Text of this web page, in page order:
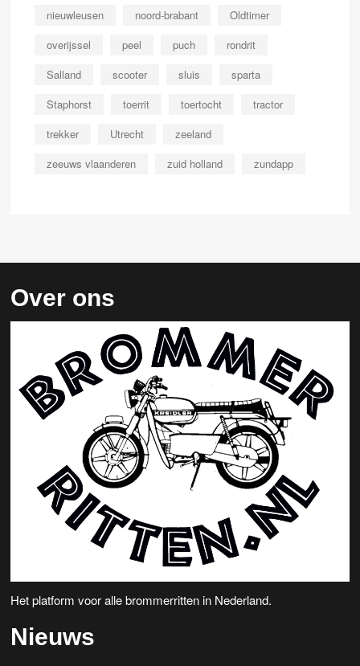
nieuwleusen
noord-brabant
Oldtimer
overijssel
peel puch
rondrit
Salland
scooter sluis
sparta
Staphorst
toerrit toertocht
tractor
trekker
Utrecht
zeeland
zeeuws vlaanderen
zuid holland zundapp
Over ons
Het platform voor alle brommerritten in Nederland.
Nieuws